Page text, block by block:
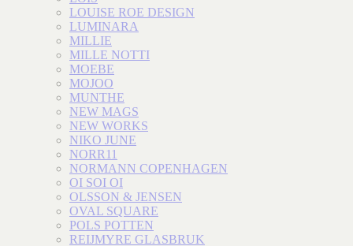
LOUISE ROE DESIGN
LUMINARA
MILLIE
MILLE NOTTI
MOEBE
MOJOO
MUNTHE
NEW MAGS
NEW WORKS
NIKO JUNE
NORR11
NORMANN COPENHAGEN
OI SOI OI
OLSSON & JENSEN
OVAL SQUARE
POLS POTTEN
REIJMYRE GLASBRUK